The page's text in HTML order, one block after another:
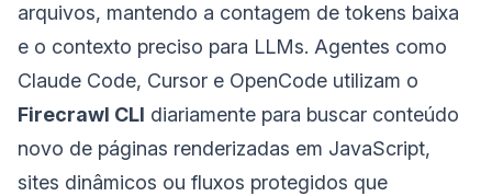
arquivos, mantendo a contagem de tokens baixa
e o contexto preciso para LLMs. Agentes como
Claude Code, Cursor e OpenCode utilizam o
Firecrawl CLI diariamente para buscar conteúdo
novo de páginas renderizadas em JavaScript,
sites dinâmicos ou fluxos protegidos que